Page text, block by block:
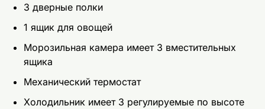
3 дверные полки
1 ящик для овощей
Морозильная камера имеет 3 вместительных
ящика
Механический термостат
Холодильник имеет 3 регулируемые по высоте